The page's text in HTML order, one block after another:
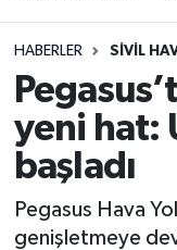
HABERLER SIVIL
yeni hat:
başladı
Pegasus Hava
genişletmeye